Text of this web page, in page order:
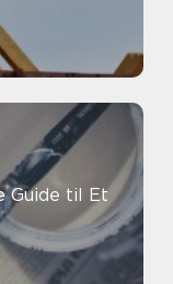
Guide til Et